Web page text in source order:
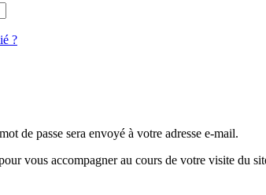
?
de passe sera envoyé à votre adresse e-mail.
vous accompagner au cours de votre visite du